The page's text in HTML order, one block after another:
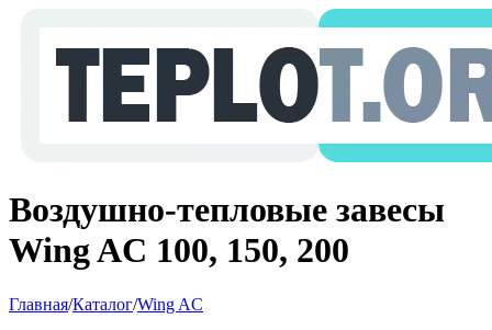
Воздушно-тепловые завесы
Wing AC 100, 150, 200
Главная/Каталог/Wing AC